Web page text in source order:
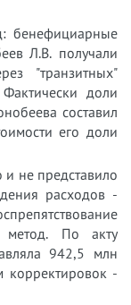
бенефициарные
Л.В. получали
"транзитных"
доли
составил
его доли
не представило
расходов -
метод. По акту
942,5 млн
корректировок -